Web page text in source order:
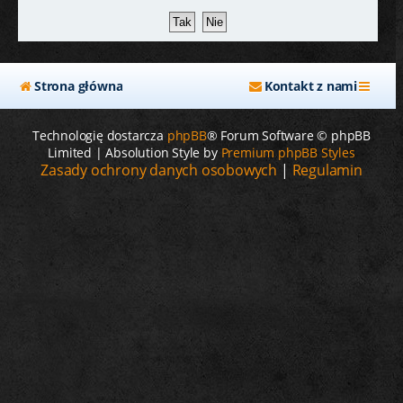
Strona główna Kontakt z nami
Technologię dostarcza phpBB® Forum Software © phpBB
Limited | Absolution Style by Premium phpBB Styles
Zasady ochrony danych osobowych | Regulamin